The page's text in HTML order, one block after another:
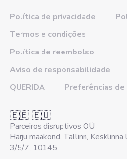
Política de privacidade
Termos e condições
Política de reembolso
Aviso de responsabilidade
QUERIDA
Preferências
🇪🇪 🇪🇺
Parceiros disruptivos OÜ
Harju maakond, Tallinn,
3/5/7, 10145